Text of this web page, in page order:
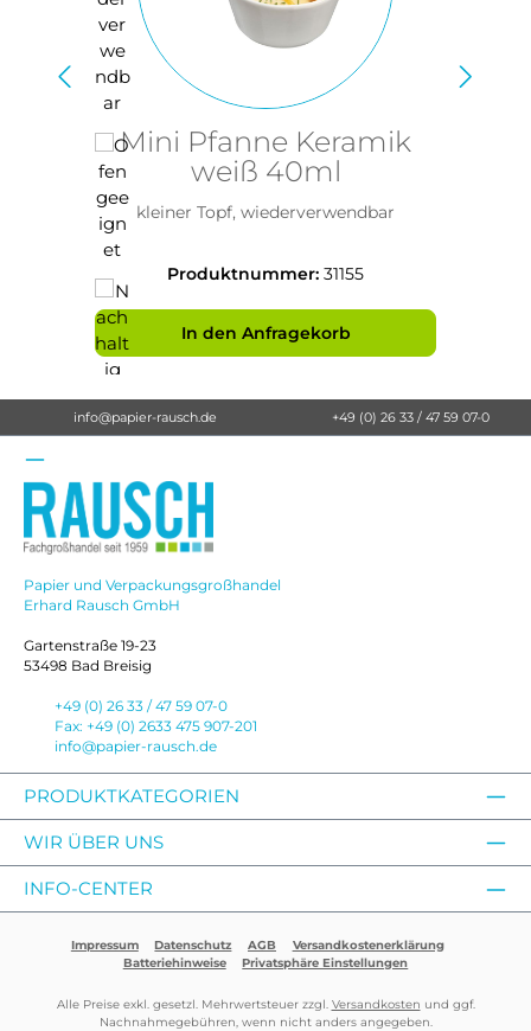
Mini Pfanne Keramik
weiß 40ml
kleiner Topf, wiederverwendbar
Produktnummer: 31155
In den Anfragekorb
info@papier-rausch.de +49 (0) 26 33 / 47 59 07-0
Papier und Verpackungsgroßhandel
Erhard Rausch GmbH
Gartenstraße 19-23
53498 Bad Breisig
+49 (0) 26 33 / 47 59 07-0
Fax: +49 (0) 2633 475 907-201
info@papier-rausch.de
PRODUKTKATEGORIEN
WIR ÜBER UNS
INFO-CENTER
Impressum Datenschutz AGB
Versandkostenerklärung
Batteriehinweise
Privatsphäre Einstellungen
Alle Preise exkl. gesetzl. Mehrwertsteuer zzgl. Versandkosten und ggf.
Nachnahmegebühren, wenn nicht anders angegeben.